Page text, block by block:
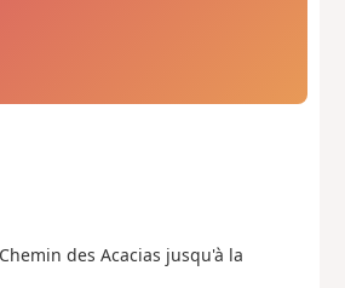
des Acacias jusqu'à la